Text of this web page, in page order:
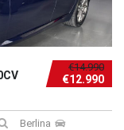
€14.990
€12.990
Berlina